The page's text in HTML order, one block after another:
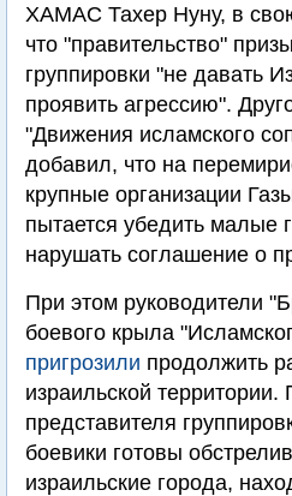
ХАМАС Тахер Нуну, в
что "правительство"
группировки "не давать
проявить агрессию".
"Движения исламского
добавил, что на
крупные организации
пытается убедить малые
нарушать соглашение о
При этом руководители
боевого крыла
пригрозили продолжить
израильской
представителя
боевики готовы
израильские города,